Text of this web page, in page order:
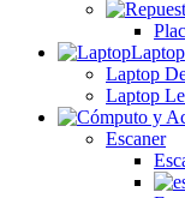
Laptop
Laptop
Laptop
Escaner